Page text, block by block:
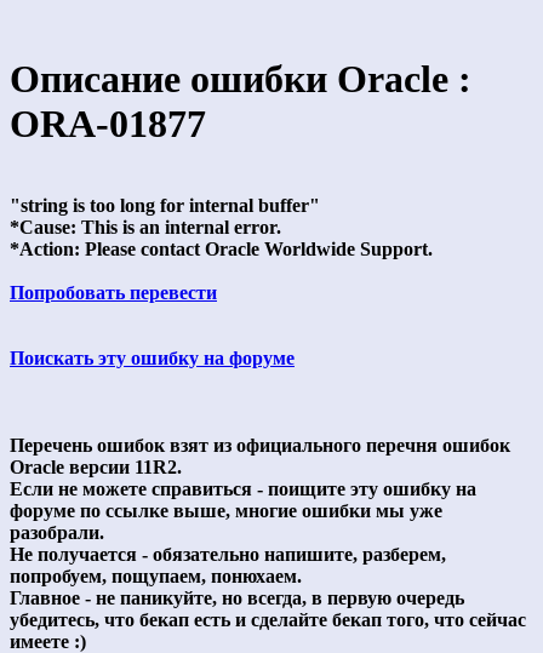
Описание ошибки Oracle :
ORA-01877
"string is too long for internal buffer"
*Cause: This is an internal error.
*Action: Please contact Oracle Worldwide Support.
Попробовать перевести
Поискать эту ошибку на форуме
Перечень ошибок взят из официального перечня ошибок
Oracle версии 11R2.
Если не можете справиться - поищите эту ошибку на
форуме по ссылке выше, многие ошибки мы уже
разобрали.
Не получается - обязательно напишите, разберем,
попробуем, пощупаем, понюхаем.
Главное - не паникуйте, но всегда, в первую очередь
убедитесь, что бекап есть и сделайте бекап того, что сейчас
имеете :)